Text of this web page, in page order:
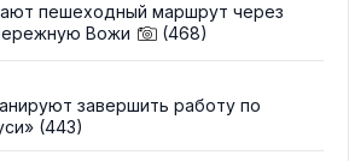
пешеходный маршрут через
Вожи
(468)
завершить работу по
(443)